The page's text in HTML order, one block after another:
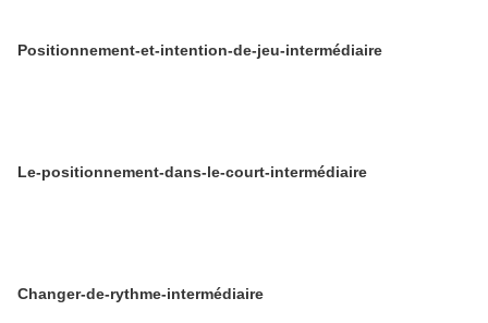
Positionnement-et-intention-de-jeu-intermédiaire
Le-positionnement-dans-le-court-intermédiaire
Changer-de-rythme-intermédiaire